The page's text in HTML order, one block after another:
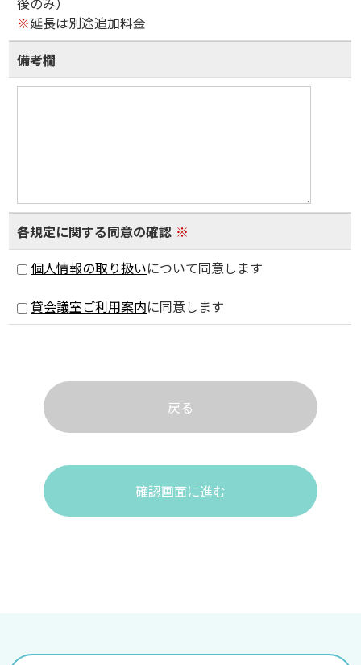
※延長は別途追加料金
備考欄
各規定に関する同意の確認 ※
個人情報の取り扱いについて同意します
貸会議室ご利用案内に同意します
戻る
確認画面に進む